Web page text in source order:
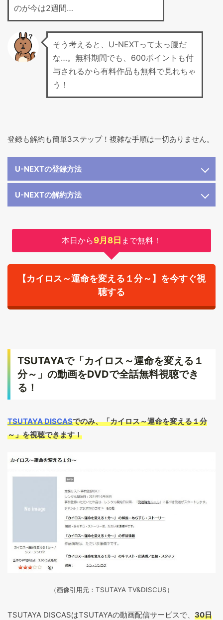
のが今は2週間…
そう考えると、U-NEXTって太っ腹だ
な…。無料期間でも、600ポイントも付
与されるから有料作品も無料で見れちゃ
う！
登録も解約も簡単3ステップ！複雑な手順は一切ありません。
U-NEXTの登録方法
U-NEXTの解約方法
本日から9月8日 まで無料！
【カイロス～運命を変える１分～】を今すぐ視
聴する
TSUTAYAで「カイロス～運命を変える１
分～」の動画をDVDで全話無料視聴でき
る！
TSUTAYA DISCASでのみ、「カイロス～運命を変える１分
～」を視聴できます！
（画像引用元：TSUTAYA TV&DISCUS）
TSUTAYA DISCASはTSUTAYAの動画配信サービスで、 30日